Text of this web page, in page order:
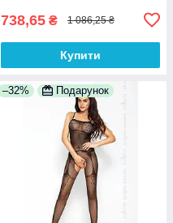
738,65 ₴ 1 086,25 ₴
Купити
–32% Подарунок